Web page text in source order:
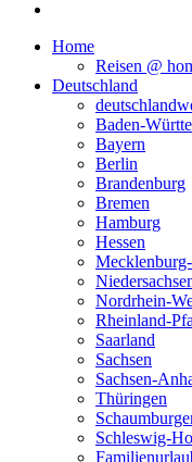
Home
Reisen @
Deutschland
Baden-
Bayern
Berlin
Brandenburg
Bremen
Hamburg
Hessen
Nordrhein-
Rheinland-
Saarland
Sachsen
Sachsen-
Thüringen
Schleswig-